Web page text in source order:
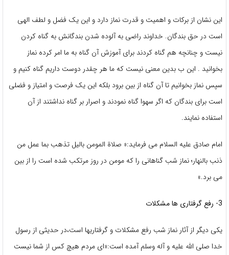
این نشان از برکات و اهمیت و قدرت نماز دارد و این یک فضل و لطف الهی
است در حق بندگان. خداوند راضی به آلوده شدن بندگانش به گناه کردن
نیست و چنانچه هم گناه کردند برای آموزش آن گناه به ما امر کرده نماز
بخوانید . این ب بدین معنی نیست که ما هر چقدر دوست داریم گناه کنیم و
سپس نماز بخوانیم تا آن گناه از بین برود بلکه این یک فرصت و امتیاز و فضلی
است برای بندگان که اگر سهوا گناه نمودند و اصرار بر گناه نداشتند از آن
استفاده نمایند.
امام صادق علیه السلام می فرماید:« صلاة المومن بالیل تذهب بما عمل من
ذنب بالنهار؛ نماز شب گناهانی را که مومن در روز مرتکب شده است را از بین
می برد.»
3- رفع گرفتاری ها مشکلات
یکی دیگر از آثار نماز شب رفع مشکلات و گرفتاریها است،در حدیثی از رسول
خدا صلی الله علیه و آله وسلم آمده است:«ای مردم هیچ کس از شما نیست